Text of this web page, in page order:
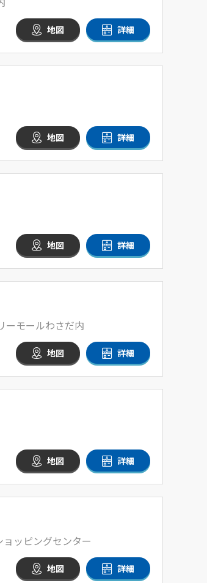
地図 詳細
地図 詳細
地図 詳細
ーモールわさだ内
地図 詳細
地図 詳細
ッピングセンター
地図 詳細